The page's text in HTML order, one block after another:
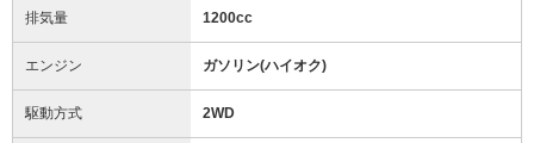
排気量 1200cc
エンジン ガソリン(ハイオク)
駆動方式 2WD